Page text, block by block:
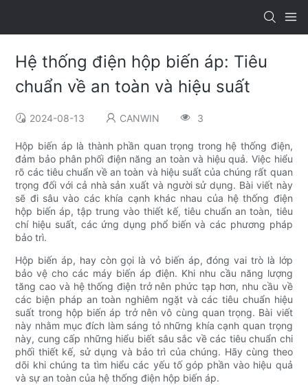
Hệ thống điện hộp biến áp: Tiêu
chuẩn về an toàn và hiệu suất
2024-08-13 CANWIN 3
Hộp biến áp là thành phần quan trọng trong hệ thống điện,
đảm bảo phân phối điện năng an toàn và hiệu quả. Việc hiểu
rõ các tiêu chuẩn về an toàn và hiệu suất của chúng rất quan
trọng đối với cả nhà sản xuất và người sử dụng. Bài viết này
sẽ đi sâu vào các khía cạnh khác nhau của hệ thống điện
hộp biến áp, tập trung vào thiết kế, tiêu chuẩn an toàn, tiêu
chí hiệu suất, các ứng dụng phổ biến và các phương pháp
bảo trì.
Hộp biến áp, hay còn gọi là vỏ biến áp, đóng vai trò là lớp
bảo vệ cho các máy biến áp điện. Khi nhu cầu năng lượng
tăng cao và hệ thống điện trở nên phức tạp hơn, nhu cầu về
các biện pháp an toàn nghiêm ngặt và các tiêu chuẩn hiệu
suất trong hộp biến áp trở nên vô cùng quan trọng. Bài viết
này nhằm mục đích làm sáng tỏ những khía cạnh quan trọng
này, cung cấp những hiểu biết sâu sắc về các tiêu chuẩn chi
phối thiết kế, sử dụng và bảo trì của chúng. Hãy cùng theo
dõi khi chúng ta tìm hiểu các yếu tố góp phần vào hiệu quả
và sự an toàn của hệ thống điện hộp biến áp.